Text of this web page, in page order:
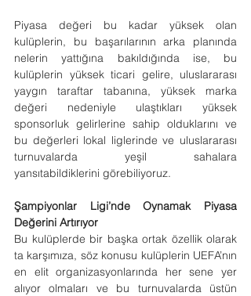
Piyasa değeri bu kadar yüksek olan
kulüplerin, bu başarılarının arka planında
nelerin yattığına bakıldığında ise, bu
kulüplerin yüksek ticari gelire, uluslararası
yaygın taraftar tabanına, yüksek marka
değeri nedeniyle ulaştıkları yüksek
sponsorluk gelirlerine sahip olduklarını ve
bu değerleri lokal liglerinde ve uluslararası
turnuvalarda yeşil sahalara
yansıtabildiklerini görebiliyoruz.
Şampiyonlar Ligi’nde Oynamak Piyasa
Değerini Artırıyor
Bu kulüplerde bir başka ortak özellik olarak
ta karşımıza, söz konusu kulüplerin UEFA’nın
en elit organizasyonlarında her sene yer
alıyor olmaları ve bu turnuvalarda üstün